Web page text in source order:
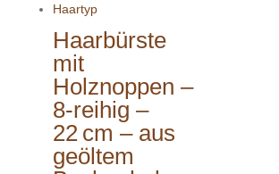
Haarbürste
mit
Holznoppen –
8-reihig –
22 cm – aus
geöltem